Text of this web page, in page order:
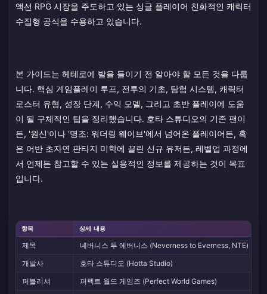
액션 RPG 시장을 주도하고 있는 싱글 플레이어 친화적인 캐릭터
수집형 공식을 수용하고 있습니다.
본 가이드는 헤테로에 발을 들이기 전 알아야 할 모든 것을 다룹
니다. 핵심 게임플레이 루프, 전투의 기초, 탐험 시스템, 캐릭터
로스터 유형, 성장 단계, 수익 모델, 그리고 초반 플레이에 도움
이 될 구체적인 팁을 정리했습니다. 호타 스튜디오의 기존 팬이
든, '원신'이나 '명조: 워더링 웨이브'에서 넘어온 플레이어든, 혹
은 어반 초자연 판타지 미학에 끌린 신규 유저든, 레벨업 과정에
서 언제든 참고할 수 있는 실용적인 정보를 제공하는 것이 목표
입니다.
항목 상세 내용
제목
네버니스 투 에버니스 (Neverness to Everness, NTE)
개발사
호타 스튜디오 (Hotta Studio)
퍼블리셔
퍼펙트 월드 게임즈 (Perfect World Games)